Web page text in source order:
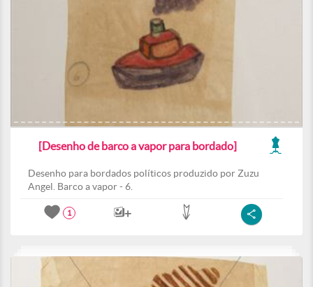
[Desenho de barco a vapor para bordado]
Desenho para bordados políticos produzido por Zuzu
Angel. Barco a vapor - 6.
1